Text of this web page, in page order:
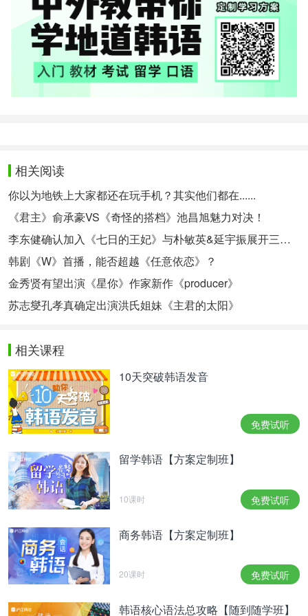
相关阅读
你以为地铁上大家都还在玩手机？其实他们都在......
《君主》俞承豪VS《奇怪的搭档》池昌旭魅力对决！
李东健确认加入《七日的王妃》与朴敏英&延宇振展开三角虐恋
韩剧《W》首播，能否超越《任意依恋》？
金秀贤有望出演《星你》作家新作《producer》
苏志燮孔孝真确定出演洪氏姐妹《主君的太阳》
相关课程
10天突破韩语发音
免费试听
留学韩语【方案定制班】
10课时 免费试听
商务韩语【方案定制班】
20课时 免费试听
韩语核心语法总攻略【随到随学班】